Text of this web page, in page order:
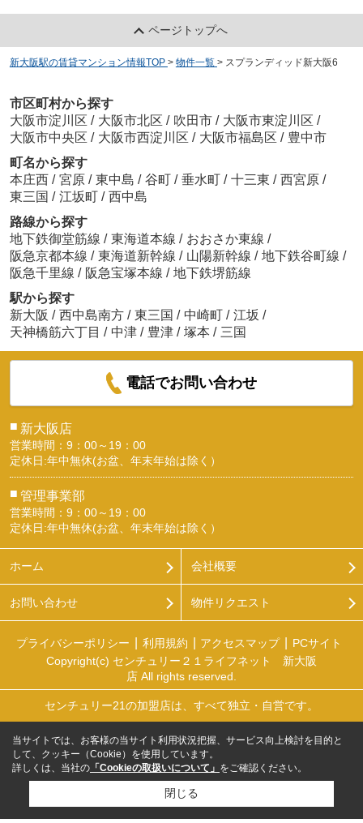
ページトップへ
新大阪駅の賃貸マンション情報TOP > 物件一覧 > スプランディッド新大阪6
市区町村から探す
大阪市淀川区 / 大阪市北区 / 吹田市 / 大阪市東淀川区 /
大阪市中央区 / 大阪市西淀川区 / 大阪市福島区 / 豊中市
町名から探す
本庄西 / 宮原 / 東中島 / 谷町 / 垂水町 / 十三東 / 西宮原 /
東三国 / 江坂町 / 西中島
路線から探す
地下鉄御堂筋線 / 東海道本線 / おおさか東線 /
阪急京都本線 / 東海道新幹線 / 山陽新幹線 / 地下鉄谷町線 /
阪急千里線 / 阪急宝塚本線 / 地下鉄堺筋線
駅から探す
新大阪 / 西中島南方 / 東三国 / 中崎町 / 江坂 /
天神橋筋六丁目 / 中津 / 豊津 / 塚本 / 三国
電話でお問い合わせ
■ 新大阪店
営業時間：9：00～19：00
定休日:年中無休(お盆、年末年始は除く）
■ 管理事業部
営業時間：9：00～19：00
定休日:年中無休(お盆、年末年始は除く）
ホーム 会社概要
お問い合わせ 物件リクエスト
プライバシーポリシー 利用規約 アクセスマップ
PCサイト
Copyright(c) センチュリー２１ライフネット 新大阪
店 All rights reserved.
センチュリー21の加盟店は、すべて独立・自営です。
当サイトでは、お客様の当サイト利用状況把握、サービス向上検討を目的と
して、クッキー（Cookie）を使用しています。
詳しくは、当社の 「Cookieの取扱いについて」 をご確認ください。
閉じる